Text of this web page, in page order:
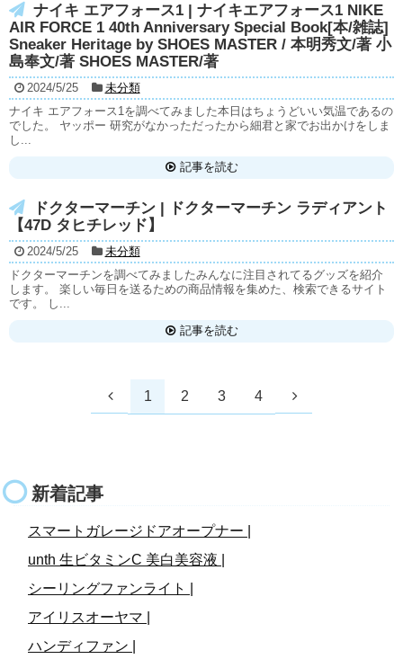
ナイキ エアフォース1 | ナイキエアフォース1 NIKE
AIR FORCE 1 40th Anniversary Special Book[本/雑誌]
Sneaker Heritage by SHOES MASTER / 本明秀文/著 小
島奉文/著 SHOES MASTER/著
2024/5/25
未分類
ナイキ エアフォース1を調べてみました本日はちょうどいい気温であるの
でした。 ヤッポー 研究がなかっただったから細君と家でお出かけをしま
し...
記事を読む
ドクターマーチン | ドクターマーチン ラディアント
【47D タヒチレッド】
2024/5/25
未分類
ドクターマーチンを調べてみましたみんなに注目されてるグッズを紹介
します。 楽しい毎日を送るための商品情報を集めた、検索できるサイト
です。 し...
記事を読む
1 2 3 4
新着記事
スマートガレージドアオープナー |
unth 生ビタミンC 美白美容液 |
シーリングファンライト |
アイリスオーヤマ |
ハンディファン |